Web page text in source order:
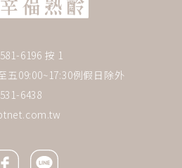
6196 按 1
五09:00~17:30例假日除外
6438
icon
Line icon